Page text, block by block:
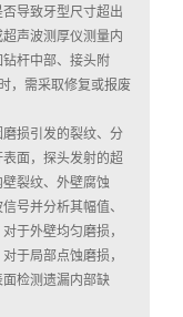
导致牙型尺寸超出
声波测厚仪测量内
杆中部、接头附
，需采取修复或报废
损引发的裂纹、分
面，探头发射的超
裂纹、外壁腐蚀
号并分析其幅值、
于外壁均匀磨损，
于局部点蚀磨损，
检测遗漏内部缺